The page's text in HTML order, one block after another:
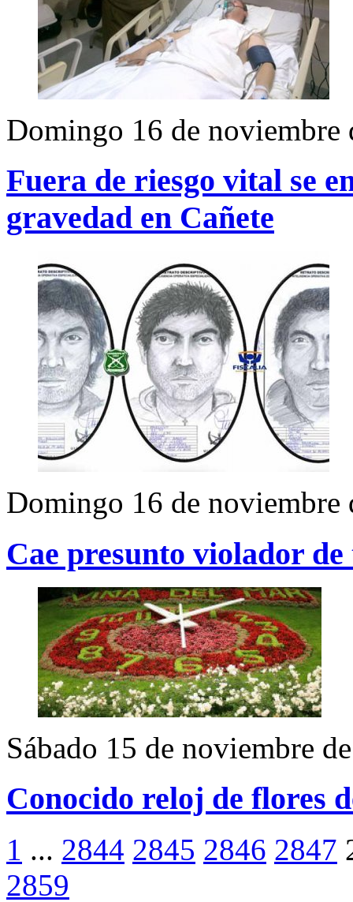
Domingo 16 de noviembre
Fuera de riesgo vital se
gravedad en Cañete
Domingo 16 de noviembre
Cae presunto violador
Sábado 15 de noviembre
Conocido reloj de flores
1 ... 2844 2845 2846 2847
2859